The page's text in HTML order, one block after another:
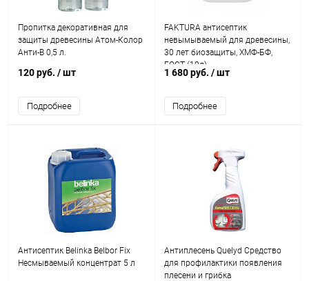
Пропитка декоративная для
защиты древесины Атом-Колор
Анти-В 0,5 л.
120 руб. / шт
Подробнее
FAKTURA антисептик
невымываемый для древесины,
30 лет биозащиты, ХМФ-БФ,
ГОСТ (10л)
1 680 руб. / шт
Подробнее
Антисептик Belinka Belbor Fix
Несмываемый концентрат 5 л
Антиплесень Quelyd Средство
для профилактики появления
плесени и грибка